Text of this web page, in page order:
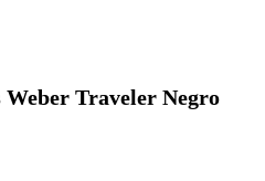
Traveler Negro